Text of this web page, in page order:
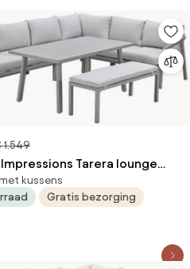
1.549
Tarera lounge
6-delig - taupe
kussens
Gratis bezorging